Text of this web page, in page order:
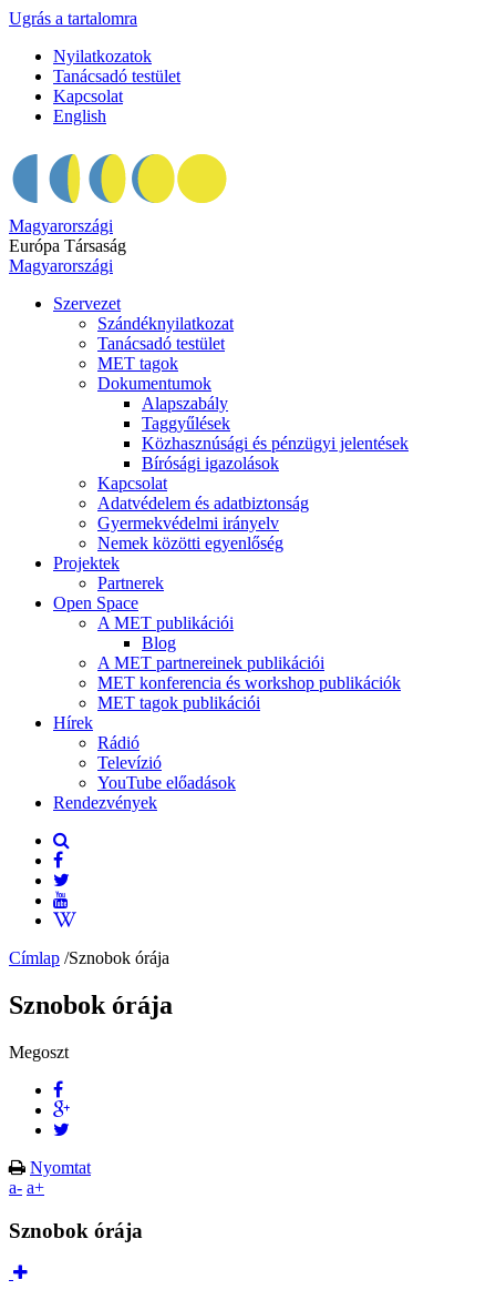
Ugrás a tartalomra
Nyilatkozatok
Tanácsadó testület
Kapcsolat
English
Magyarországi
Európa Társaság
Magyarországi
Szervezet
Szándéknyilatkozat
Tanácsadó testület
MET tagok
Dokumentumok
Alapszabály
Taggyűlések
Közhasznúsági és pénzügyi jelentések
Bírósági igazolások
Kapcsolat
Adatvédelem és adatbiztonság
Gyermekvédelmi irányelv
Nemek közötti egyenlőség
Projektek
Partnerek
Open Space
A MET publikációi
Blog
A MET partnereinek publikációi
MET konferencia és workshop publikációk
MET tagok publikációi
Hírek
Rádió
Televízió
YouTube előadások
Rendezvények
Címlap /Sznobok órája
Sznobok órája
Megoszt
Nyomtat
a- a+
Sznobok órája